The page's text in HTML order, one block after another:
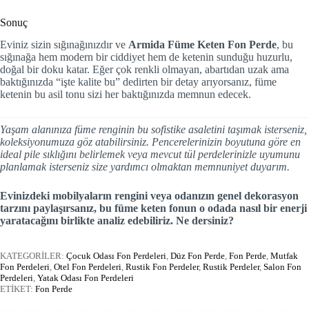
Sonuç
Eviniz sizin sığınağınızdır ve Armida Füme Keten Fon Perde, bu
sığınağa hem modern bir ciddiyet hem de ketenin sunduğu huzurlu,
doğal bir doku katar. Eğer çok renkli olmayan, abartıdan uzak ama
baktığınızda “işte kalite bu” dedirten bir detay arıyorsanız, füme
ketenin bu asil tonu sizi her baktığınızda memnun edecek.
Yaşam alanınıza füme renginin bu sofistike asaletini taşımak isterseniz,
koleksiyonumuza göz atabilirsiniz. Pencerelerinizin boyutuna göre en
ideal pile sıklığını belirlemek veya mevcut tül perdelerinizle uyumunu
planlamak isterseniz size yardımcı olmaktan memnuniyet duyarım.
Evinizdeki mobilyaların rengini veya odanızın genel dekorasyon
tarzını paylaşırsanız, bu füme keten fonun o odada nasıl bir enerji
yaratacağını birlikte analiz edebiliriz. Ne dersiniz?
KATEGORİLER: Çocuk Odası Fon Perdeleri, Düz Fon Perde, Fon Perde, Mutfak
Fon Perdeleri, Otel Fon Perdeleri, Rustik Fon Perdeler, Rustik Perdeler, Salon Fon
Perdeleri, Yatak Odası Fon Perdeleri
ETİKET: Fon Perde